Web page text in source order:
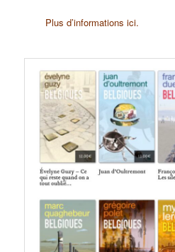
Plus d’informations ici.